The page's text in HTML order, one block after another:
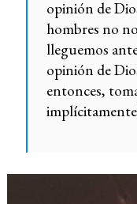
opinión de
hombres no
lleguemos
opinión de
entonces,